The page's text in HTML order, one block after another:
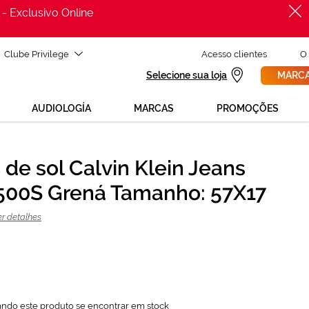
Exclusivo Online
Clube Privilege Acesso clientes O
Selecione sua loja
AUDIOLOGÍA MARCAS PROMOÇÕES
PROCURAR
€
sol Calvin Klein Jeans
Grená Tamanho: 57X17
detalhes
este produto se encontrar em stock